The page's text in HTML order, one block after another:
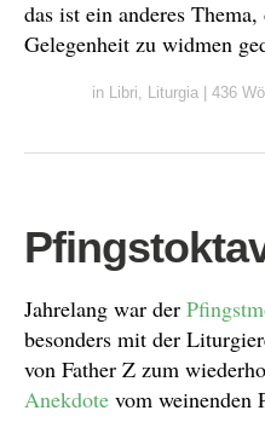
das ist ein anderes
Gelegenheit zu widmen
in Libri, Liturgia 436
Jahrelang war der
besonders mit der
von Father Z zum
Anekdote vom weinenden